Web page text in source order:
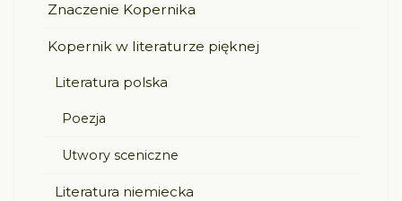
Znaczenie Kopernika
Kopernik w literaturze pięknej
Literatura polska
Poezja
Utwory sceniczne
Literatura niemiecka